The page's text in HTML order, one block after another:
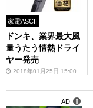
家電ASCII
ドンキ、業界最大風
量うたう情熱ドライ
ヤー発売
2018年01月25日 15:00
AD